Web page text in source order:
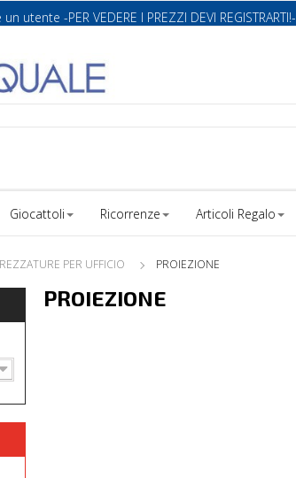
un utente -PER VEDERE I PREZZI DEVI REGISTRARTI!-
Giocattoli Ricorrenze Articoli Regalo
PER UFFICIO PROIEZIONE
PROIEZIONE